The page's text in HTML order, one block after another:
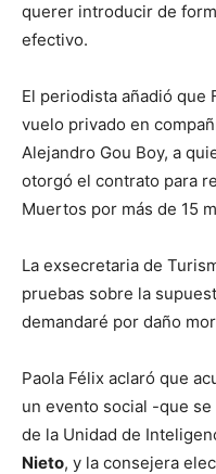
querer introducir de
efectivo.
El periodista añadió que
vuelo privado en
Alejandro Gou Boy, a
otorgó el contrato para
Muertos por más de 15
La exsecretaria de
pruebas sobre la
demandaré por daño
Paola Félix aclaró que
un evento social -que
de la Unidad de
Nieto, y la consejera